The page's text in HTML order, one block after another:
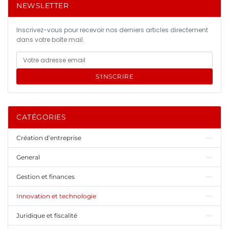
NEWSLETTER
Inscrivez-vous pour recevoir nos derniers articles directement
dans votre boîte mail.
S'INSCRIRE
CATÉGORIES
Création d’entreprise
General
Gestion et finances
Innovation et technologie
Juridique et fiscalité